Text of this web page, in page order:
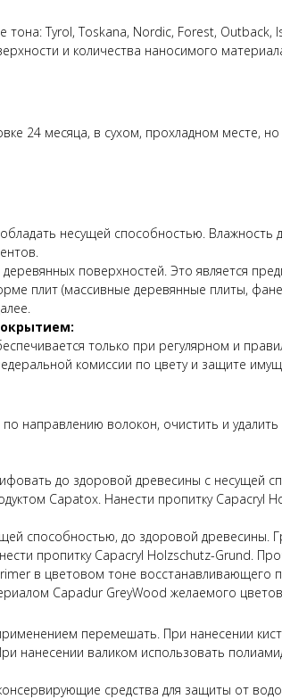
Tyrol, Toskana, Nordic, Forest, Outback,
и количества наносимого
24 месяца, в сухом, прохладном месте,
несущей способностью.
поверхностей. Это является
плит (массивные деревянные плиты,
только при регулярном и
комиссии по цвету и защите
направлению волокон, очистить и
до здоровой древесины с несущей
Capatox. Нанести пропитку Capacryl
способностью, до здоровой древесины.
пропитку Capacryl Holzschutz-Grund.
в цветовом тоне восстанавливающего
Capadur GreyWood желаемого
перемешать. При нанесении
нанесении валиком использовать
средства для защиты от